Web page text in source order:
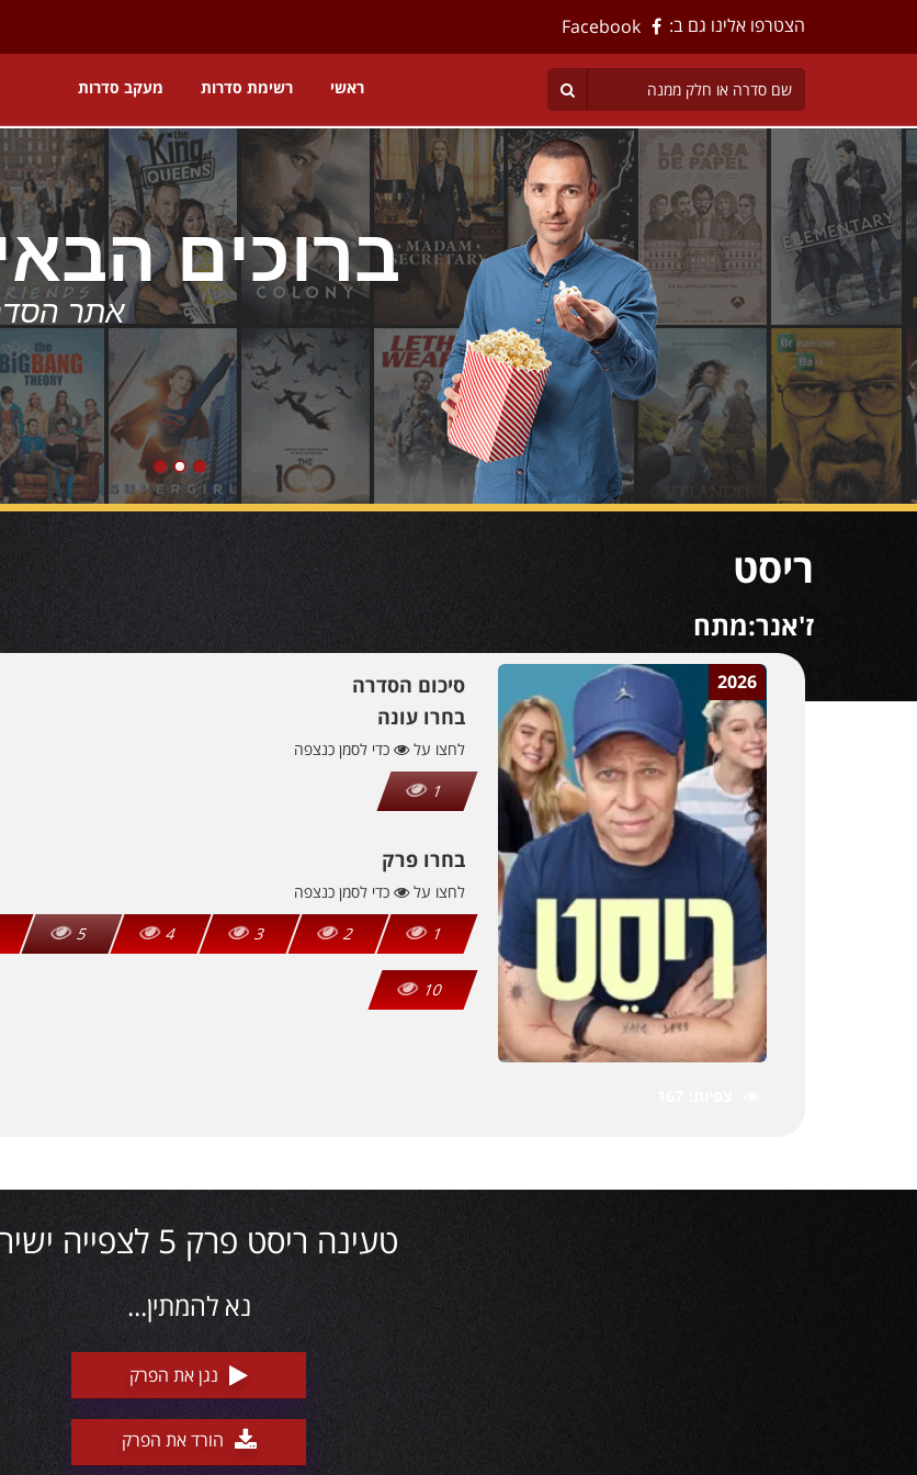
הצטרפו אלינו גם ב: Facebook
ראשי רשימת סדרות מעקב סדרות
ריסט
ז'אנר:מתח
2026
סיכום הסדרה
בחרו עונה
לחצו על
כדי לסמן כנצפה
1
בחרו פרק
לחצו על
כדי לסמן כנצפה
1
2
3
4
5
10
טעינה ריסט פרק 5 לצפייה ישירה
נא להמתין...
נגן את הפרק
הורד את הפרק